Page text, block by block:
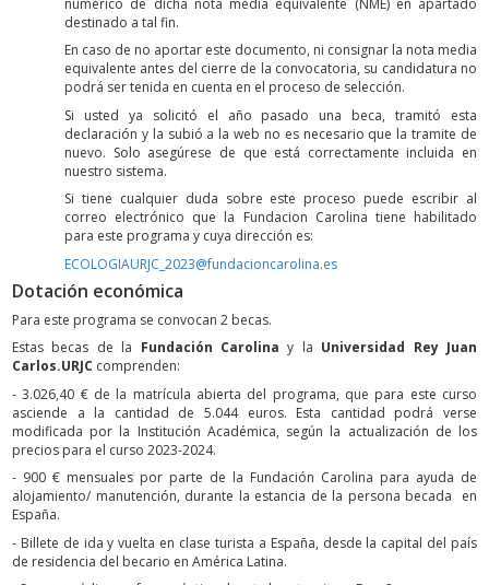
destinado a tal fin.
En caso de no aportar este documento, ni consignar la nota media
equivalente antes del cierre de la convocatoria, su candidatura no
podrá ser tenida en cuenta en el proceso de selección.
Si usted ya solicitó el año pasado una beca, tramitó esta
declaración y la subió a la web no es necesario que la tramite de
nuevo. Solo asegúrese de que está correctamente incluida en
nuestro sistema.
Si tiene cualquier duda sobre este proceso puede escribir al
correo electrónico que la Fundacion Carolina tiene habilitado
para este programa y cuya dirección es:
ECOLOGIAURJC_2023@fundacioncarolina.es
Dotación económica
Para este programa se convocan 2 becas.
Estas becas de la Fundación Carolina y la Universidad Rey Juan
Carlos.URJC comprenden:
- 3.026,40 € de la matrícula abierta del programa, que para este curso
asciende a la cantidad de 5.044 euros. Esta cantidad podrá verse
modificada por la Institución Académica, según la actualización de los
precios para el curso 2023-2024.
- 900 € mensuales por parte de la Fundación Carolina para ayuda de
alojamiento/ manutención, durante la estancia de la persona becada en
España.
- Billete de ida y vuelta en clase turista a España, desde la capital del país
de residencia del becario en América Latina.